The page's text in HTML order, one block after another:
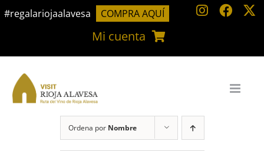
Saltar
#regalariojaalavesa COMPRA AQUÍ
Mi cuenta
Ordena por Nombre